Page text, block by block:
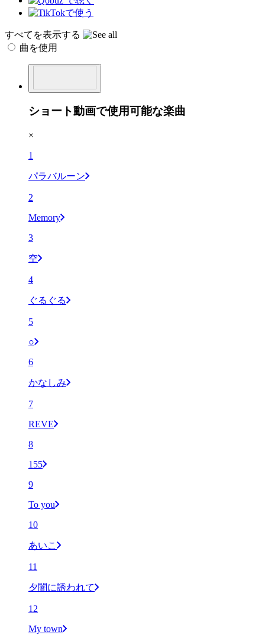
すべてを表示する
曲を使用
ショート動画で使用可能な楽曲
×
1
パラバルーン
2
Memory
3
空
4
ぐるぐる
5
○
6
かなしみ
7
REVE
8
155
9
To you
10
あいこ
11
夕闇に誘われて
12
My town